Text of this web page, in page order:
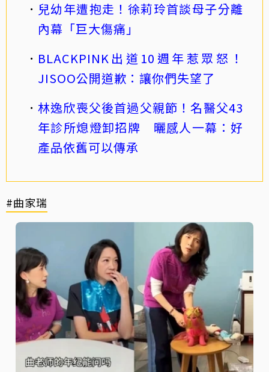
兒幼年遭抱走！徐莉玲首談母子分離
內幕「巨大傷痛」
BLACKPINK出道10週年惹眾怒！
JISOO公開道歉：讓你們失望了
林逸欣喪父後首過父親節！名醫父43
年診所熄燈卸招牌 曬感人一幕：好
產品依舊可以傳承
#曲家瑞